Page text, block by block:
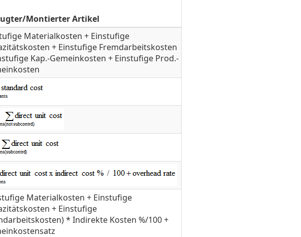
Montierter Artikel
Materialkosten + Einstufige
+ Einstufige Fremdarbeitskosten
Kap.-Gemeinkosten + Einstufige Prod.-
Materialkosten + Einstufige
+ Einstufige
* Indirekte Kosten %/100 +